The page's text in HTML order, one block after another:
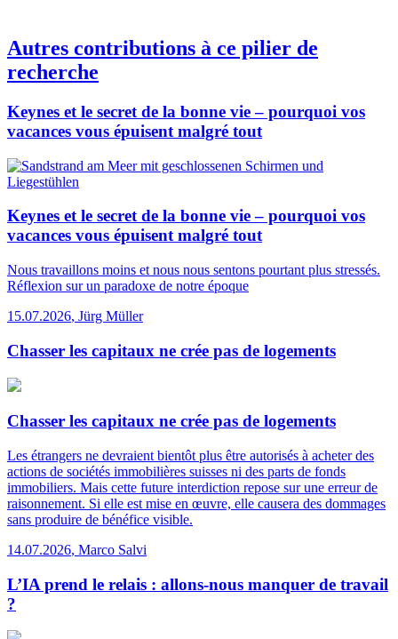
Autres contributions à ce pilier de
recherche
Keynes et le secret de la bonne vie – pourquoi vos
vacances vous épuisent malgré tout
Keynes et le secret de la bonne vie – pourquoi vos
vacances vous épuisent malgré tout
Nous travaillons moins et nous nous sentons pourtant plus stressés.
Réflexion sur un paradoxe de notre époque
15.07.2026, Jürg Müller
Chasser les capitaux ne crée pas de logements
Chasser les capitaux ne crée pas de logements
Les étrangers ne devraient bientôt plus être autorisés à acheter des
actions de sociétés immobilières suisses ni des parts de fonds
immobiliers. Mais cette future interdiction repose sur une erreur de
raisonnement. Si elle est mise en œuvre, elle causera des dommages
sans produire de bénéfice visible.
14.07.2026, Marco Salvi
L’IA prend le relais : allons-nous manquer de travail
?